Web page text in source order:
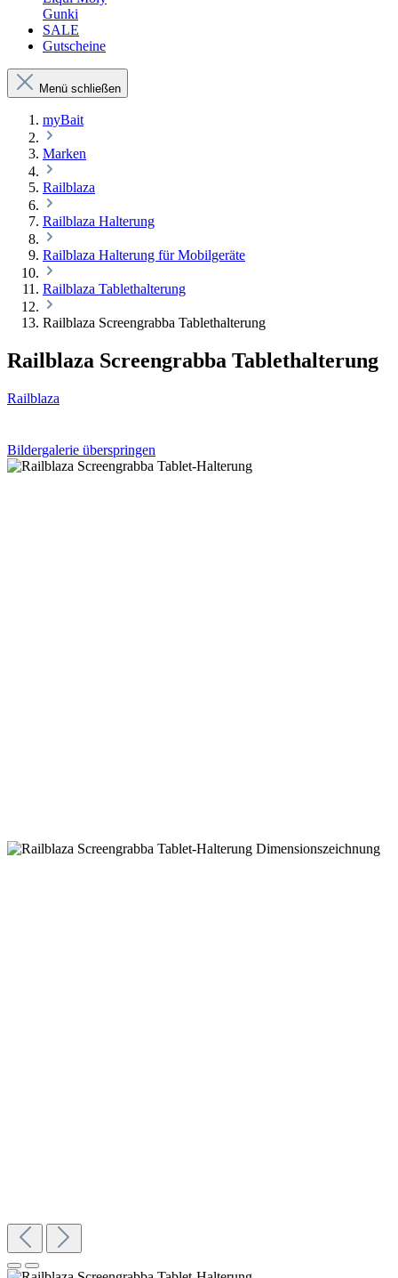
Gunki
SALE
Gutscheine
Menü schließen
myBait
Marken
Railblaza
Railblaza Halterung
Railblaza Halterung für Mobilgeräte
Railblaza Tablethalterung
Railblaza Screengrabba Tablethalterung
Railblaza Screengrabba Tablethalterung
Railblaza
Bildergalerie überspringen